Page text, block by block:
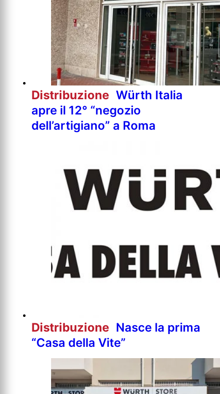
Distribuzione Würth Italia
apre il 12° “negozio
dell’artigiano” a Roma
Distribuzione Nasce la prima
“Casa della Vite”